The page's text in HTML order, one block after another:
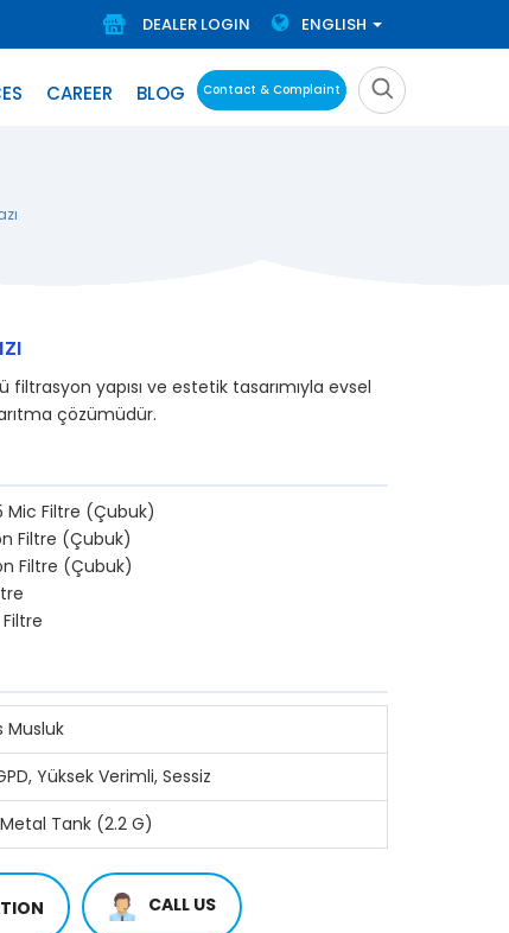
DEALER LOGIN ENGLISH
CAREER BLOG Contact & Complaint
filtrasyon yapısı ve estetik tasarımıyla evsel
çözümüdür.
Mic Filtre (Çubuk)
Filtre (Çubuk)
Filtre (Çubuk)
Musluk
Yüksek Verimli, Sessiz
Tank (2.2 G)
CALL US